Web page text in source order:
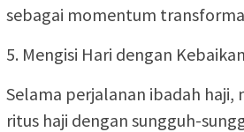
sebagai momentum
5. Mengisi Hari dengan Kebaikan
Selama perjalanan ibadah haji,
ritus haji dengan sungguh-